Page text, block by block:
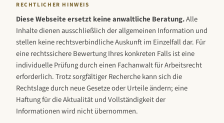
RECHTLICHER HINWEIS
Diese Webseite ersetzt keine anwaltliche Beratung.Alle
Inhalte dienen ausschließlich der allgemeinen Information und
stellen keine rechtsverbindliche Auskunft im Einzelfall dar. Für
eine rechtssichere Bewertung Ihres konkreten Falls ist eine
individuelle Prüfung durch einen Fachanwalt für Arbeitsrecht
erforderlich. Trotz sorgfältiger Recherche kann sich die
Rechtslage durch neue Gesetze oder Urteile ändern; eine
Haftung für die Aktualität und Vollständigkeit der
Informationen wird nicht übernommen.